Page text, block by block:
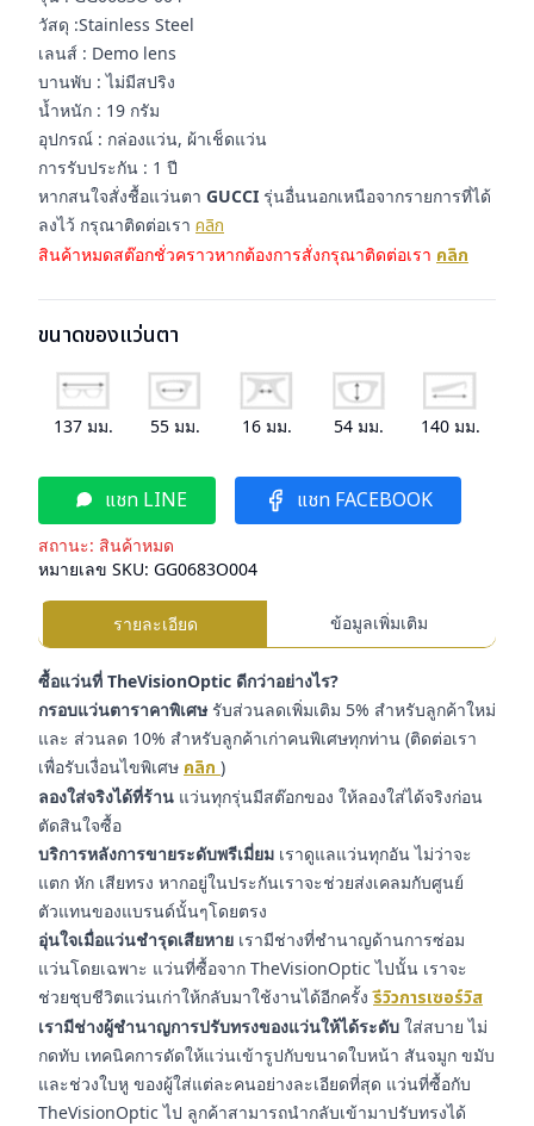
วัสดุ :Stainless Steel
เลนส์ : Demo lens
บานพับ : ไม่มีสปริง
น้ำหนัก : 19 กรัม
อุปกรณ์ : กล่องแว่น, ผ้าเช็ดแว่น
การรับประกัน : 1 ปี
หากสนใจสั่งชื้อแว่นตา GUCCI รุ่นอื่นนอกเหนือจากรายการที่ได้
ลงไว้ กรุณาติดต่อเรา คลิก
สินค้าหมดสต๊อกชั่วคราวหากต้องการสั่งกรุณาติดต่อเรา คลิก
ขนาดของแว่นตา
137 มม. 55 มม. 16มม. 54มม. 140มม.
แชท LINE แชท FACEBOOK
สถานะ: สินค้าหมด
หมายเลข SKU: GG0683O004
รายละเอียด ข้อมูลเพิ่มเติม
ซื้อแว่นที่ TheVisionOptic ดีกว่าอย่างไร?
กรอบแว่นตาราคาพิเศษ รับส่วนลดเพิ่มเติม 5% สำหรับลูกค้าใหม่
และ ส่วนลด 10% สำหรับลูกค้าเก่าคนพิเศษทุกท่าน (ติดต่อเรา
เพื่อรับเงื่อนไขพิเศษ คลิก )
ลองใส่จริงได้ที่ร้าน แว่นทุกรุ่นมีสต๊อกของ ให้ลองใส่ได้จริงก่อน
ตัดสินใจซื้อ
บริการหลังการขายระดับพรีเมี่ยม เราดูแลแว่นทุกอัน ไม่ว่าจะ
แตก หัก เสียทรง หากอยู่ในประกันเราจะช่วยส่งเคลมกับศูนย์
ตัวแทนของแบรนด์นั้นๆโดยตรง
อุ่นใจเมื่อแว่นชำรุดเสียหาย เรามีช่างที่ชำนาญด้านการซ่อม
แว่นโดยเฉพาะ แว่นที่ซื้อจาก TheVisionOptic ไปนั้น เราจะ
ช่วยชุบชีวิตแว่นเก่าให้กลับมาใช้งานได้อีกครั้งรีวิวการเซอร์วิส
เรามีช่างผู้ชำนาญการปรับทรงของแว่นให้ได้ระดับ ใส่สบาย ไม่
กดทับ เทคนิคการดัดให้แว่นเข้ารูปกับขนาดใบหน้า สันจมูก ขมับ
และช่วงใบหู ของผู้ใส่แต่ละคนอย่างละเอียดที่สุด แว่นที่ซื้อกับ
TheVisionOptic ไป ลูกค้าสามารถนำกลับเข้ามาปรับทรงได้